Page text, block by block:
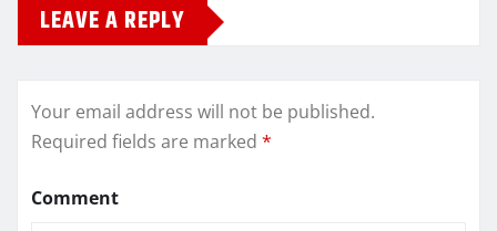
LEAVE A REPLY
Your email address will not be published.
Required fields are marked *
Comment